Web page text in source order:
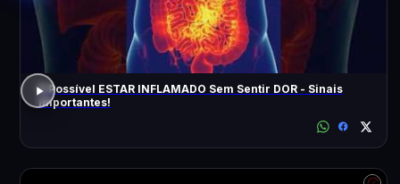
É Possível ESTAR INFLAMADO Sem Sentir DOR - Sinais
Importantes!